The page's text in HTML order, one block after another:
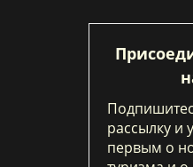
рассылку и
первым о